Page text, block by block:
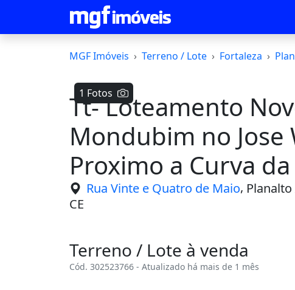
MGF Imóveis Terreno / Lote Fortaleza
1 Fotos
Tt- Loteamento
Mondubim no Jose
Proximo a Curva
Apareça
Rua Vinte e Quatro de Maio,
CE
Terreno / Lote à venda
Cód. 302523766 - Atualizado há mais de 1 mês